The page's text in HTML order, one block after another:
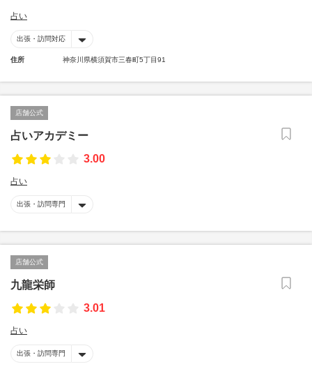
占い
出張・訪問対応
住所 神奈川県横須賀市三春町5丁目91
店舗公式
占いアカデミー
3.00
占い
出張・訪問専門
店舗公式
九龍栄師
3.01
占い
出張・訪問専門